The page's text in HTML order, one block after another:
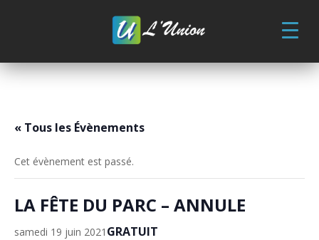
« Tous les Évènements
Cet évènement est passé.
LA FÊTE DU PARC – ANNULE
samedi 19 juin 2021 GRATUIT